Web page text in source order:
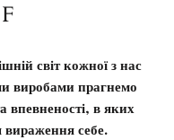
світ кожної з нас
виробами прагнемо
впевненості, в яких
вираження себе.